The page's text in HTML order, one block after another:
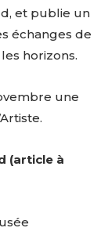
et publie un
échanges de
horizons.
une
(article à